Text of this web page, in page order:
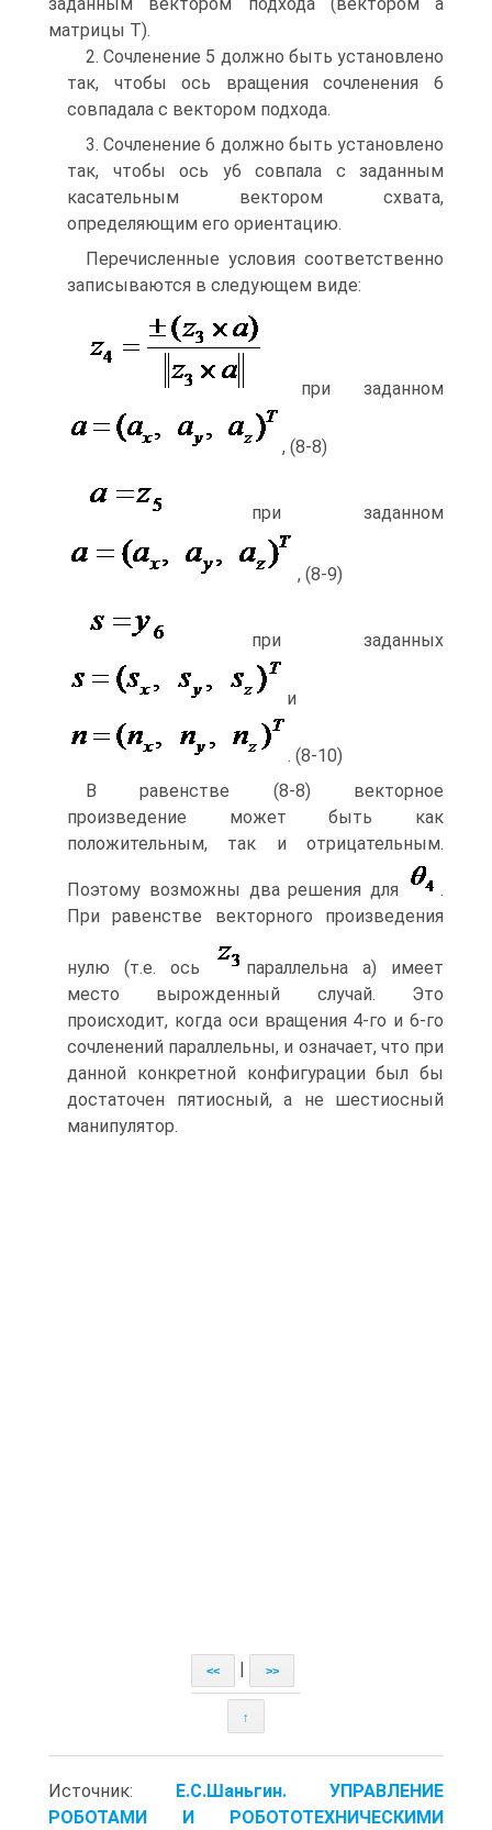
матрицы T).
2. Сочленение 5 должно быть установлено
так, чтобы ось вращения сочленения 6
совпадала с вектором подхода.
3. Сочленение 6 должно быть установлено
так, чтобы ось у6 совпала с заданным
касательным вектором схвата,
определяющим его ориентацию.
Перечисленные условия соответственно
записываются в следующем виде:
при заданном
, (8-8)
при заданном
, (8-9)
при заданных
и
. (8-10)
В равенстве (8-8) векторное
произведение может быть как
положительным, так и отрицательным.
Поэтому возможны два решения для
.
При равенстве векторного произведения
нулю (т.е. ось
параллельна a) имеет
место вырожденный случай. Это
происходит, когда оси вращения 4-го и 6-го
сочленений параллельны, и означает, что при
данной конкретной конфигурации был бы
достаточен пятиосный, а не шестиосный
манипулятор.
<< >>
↑
Источник: Е.С.Шаньгин. УПРАВЛЕНИЕ
РОБОТАМИ И РОБОТОТЕХНИЧЕСКИМИ